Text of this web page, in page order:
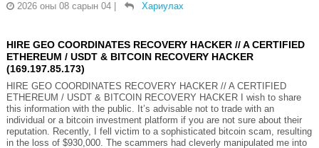
2026 оны 08 сарын 04
Хариулах
HIRE GEO COORDINATES RECOVERY HACKER // A CERTIFIED
ETHEREUM / USDT & BITCOIN RECOVERY HACKER
(169.197.85.173)
HIRE GEO COORDINATES RECOVERY HACKER // A CERTIFIED
ETHEREUM / USDT & BITCOIN RECOVERY HACKER I wish to share
this information with the public. It’s advisable not to trade with an
individual or a bitcoin investment platform if you are not sure about their
reputation. Recently, I fell victim to a sophisticated bitcoin scam, resulting
in the loss of $930,000. The scammers had cleverly manipulated me into